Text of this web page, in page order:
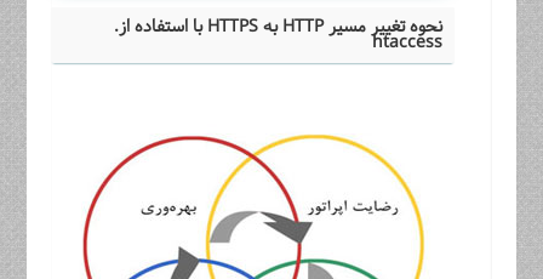
نحوه تغییر مسیر HTTP به HTTPS با استفاده از.
htaccess